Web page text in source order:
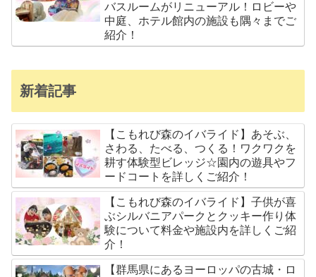
バスルームがリニューアル！ロビーや
中庭、ホテル館内の施設も隅々までご
紹介！
新着記事
【こもれび森のイバライド】あそぶ、
さわる、たべる、つくる！ワクワクを
耕す体験型ビレッジ☆園内の遊具やフ
ードコートを詳しくご紹介！
【こもれび森のイバライド】子供が喜
ぶシルバニアパークとクッキー作り体
験について料金や施設内を詳しくご紹
介！
【群馬県にあるヨーロッパの古城・ロ